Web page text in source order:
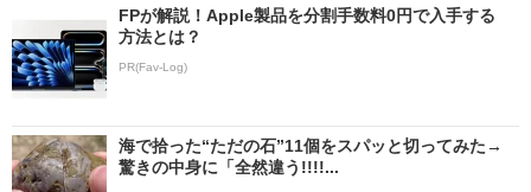
FPが解説！Apple製品を分割手数料0円で入手する
方法とは？
PR(Fav-Log)
海で拾った“ただの石”11個をスパッと切ってみた→
驚きの中身に「全然違う!!!!...